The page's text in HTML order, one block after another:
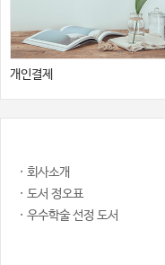
개인결제
· 회사소개
· 도서 정오표
· 우수학술 선정 도서